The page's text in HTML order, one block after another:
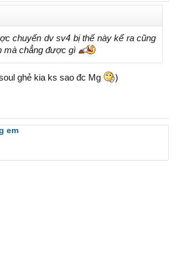
chuyến dv sv4 bị thế này kể ra cũng
mà chẳng được gì
ghẻ kia ks sao đc Mg )
em